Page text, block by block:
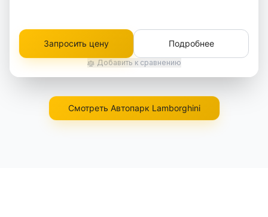
Запросить цену Подробнее
Добавить к сравнению
Смотреть Автопарк Lamborghini